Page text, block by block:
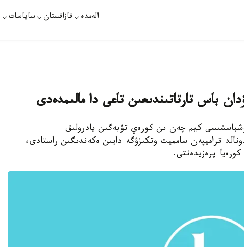
الەمدە قازاقستان ساياسات
باس تارتاتىندىعىن تاعى دا مالىمدەدى
كيم چەن ىن كورەي تۇبەگىن يادرولىق
ترامپپەن سامميت وتكىزۋگە دايىن ەكەندىگىن راستادى،
پرەزيدەنتى.